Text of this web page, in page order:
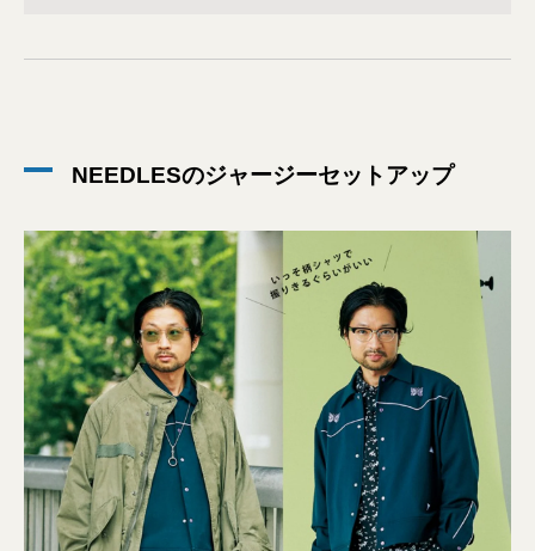
NEEDLESのジャージーセットアップ